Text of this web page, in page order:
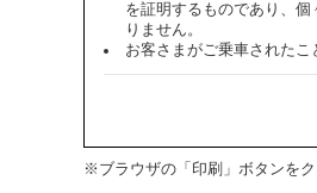
を証明するものであり、
りません。
お客さまがご乗車されたこ
※ブラウザの「印刷」ボタンを